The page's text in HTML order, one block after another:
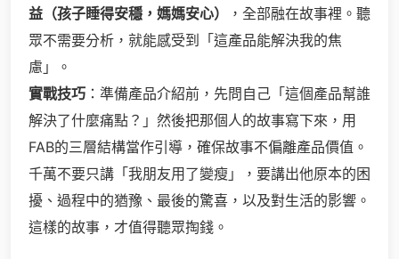
益（孩子睡得安穩，媽媽安心）
，全部融在故事裡。聽
眾不需要分析，就能感受到「這產品能解決我的焦
慮」。
實戰技巧 ：準備產品介紹前，先問自己「這個產品幫誰
解決了什麼痛點？」然後把那個人的故事寫下來，用
FAB的三層結構當作引導，確保故事不偏離產品價值。
千萬不要只講「我朋友用了變瘦」，要講出他原本的困
擾、過程中的猶豫、最後的驚喜，以及對生活的影響。
這樣的故事，才值得聽眾掏錢。